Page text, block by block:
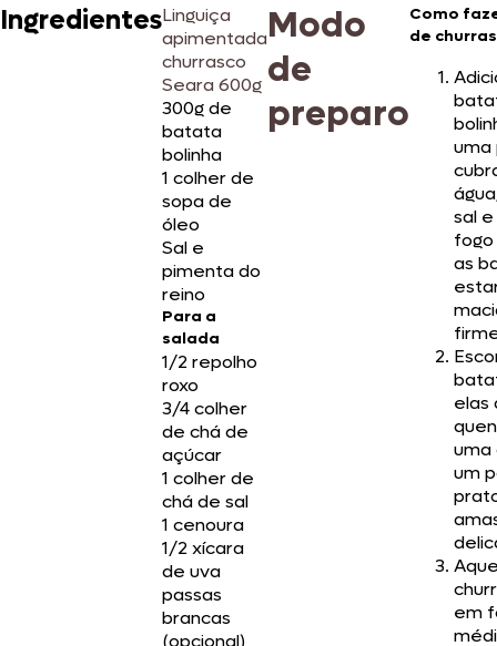
IngredientesLinguiça
apimentada
churrasco
Seara 600g
300g de
batata
bolinha
1 colher de
sopa de
óleo
Sal e
pimenta do
reino
Para a
salada
1/2 repolho
roxo
3/4 colher
de chá de
açúcar
1 colher de
chá de sal
1 cenoura
1/2 xícara
de uva
passas
brancas
(opcional)
Modo
de
preparo
Como
de
uma
sal
as
elas
uma
um
em